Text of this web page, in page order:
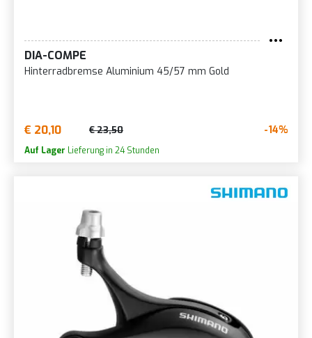
DIA-COMPE
Hinterradbremse Aluminium 45/57 mm Gold
€ 20,10 € 23,50 -14%
Auf Lager Lieferung in 24 Stunden